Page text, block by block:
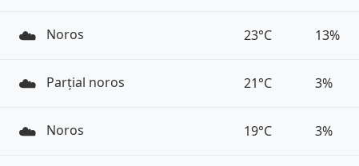
☁️ Noros 23°C 13%
☁️ Parțial noros 21°C 3%
☁️ Noros 19°C 3%